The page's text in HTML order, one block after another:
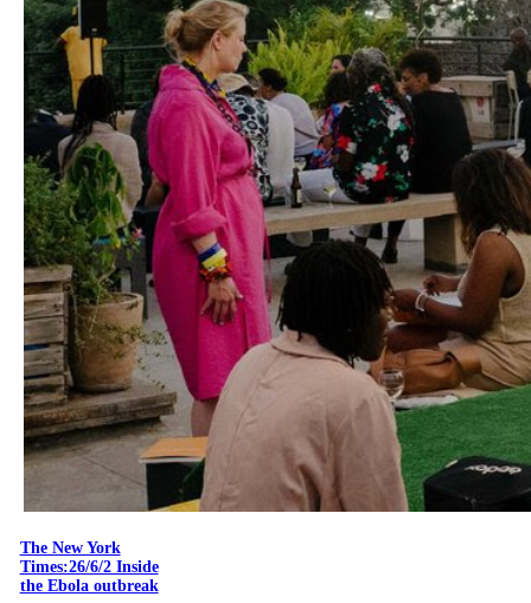
The New York
Times:26/6/2 Inside
the Ebola outbreak